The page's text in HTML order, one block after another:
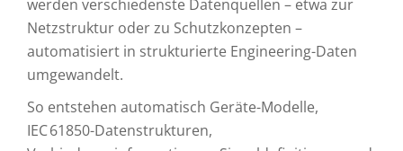
werden verschiedenste Datenquellen – etwa zur
Netzstruktur oder zu Schutzkonzepten –
automatisiert in strukturierte Engineering-Daten
umgewandelt.
So entstehen automatisch Geräte-Modelle,
IEC 61850-Datenstrukturen,